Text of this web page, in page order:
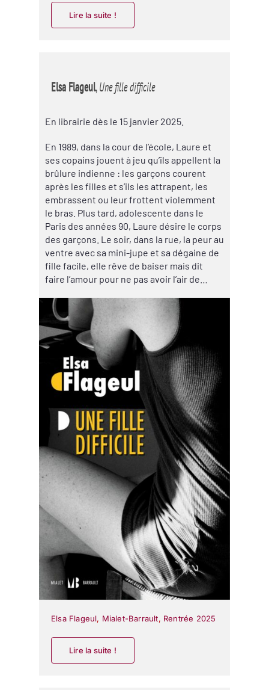
Lire la suite !
Elsa Flageul,Une fille difficile
En librairie dès le 15 janvier 2025.
En 1989, dans la cour de l’école, Laure et
ses copains jouent à jeu qu’ils appellent la
brûlure indienne : les garçons courent
après les filles et s’ils les attrapent, les
embrassent ou leur frottent violemment
le bras. Plus tard, adolescente dans le
Paris des années 90, Laure désire le corps
des garçons. Le soir, dans la rue, la peur au
ventre avec sa mini-jupe et sa dégaine de
fille facile, elle rêve de baiser mais dit
faire l’amour pour ne pas avoir l’air de…
Elsa Flageul, Mialet-Barrault, Rentrée 2025
Lire la suite !